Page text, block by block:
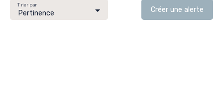
Pertinence
Trier par
Créer une alerte